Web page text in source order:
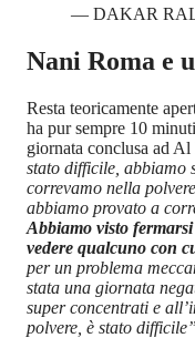
— DAKAR
Nani Roma e
Resta teoricamente
ha pur sempre 10
giornata conclusa ad
stato difficile, abbiamo
correvamo nella
abbiamo provato a
Abbiamo visto
vedere qualcuno con
per un problema
stata una giornata
super concentrati e
polvere, è stato